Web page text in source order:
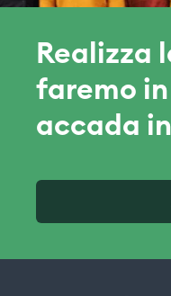
Realizza
faremo
accada